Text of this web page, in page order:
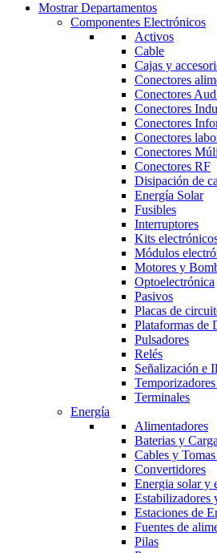
Mostrar Departamentos
Componentes Electrónicos
Activos
Cable
Cajas y
Conectores
Conectores
Conectores
Conectores
Conectores
Conectores
Conectores RF
Disipación de
Energía Solar
Fusibles
Interruptores
Kits
Módulos
Motores y
Optoelectrónica
Pasivos
Placas de
Plataformas de
Pulsadores
Relés
Señalización e
Terminales
Energía
Alimentadores
Baterias y
Cables y
Convertidores
Energia solar y
Estabilizadores
Estaciones de
Fuentes de
Pilas